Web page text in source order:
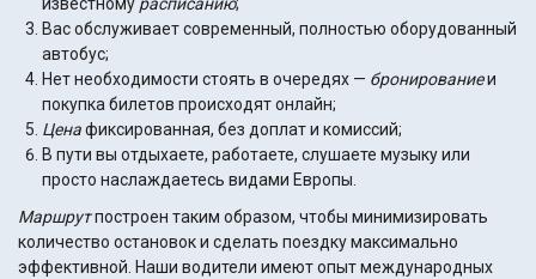
известному расписанию;
Вас обслуживает современный, полностью оборудованный
автобус;
Нет необходимости стоять в очередях — бронированиеи
покупка билетов происходят онлайн;
Ценафиксированная, без доплат и комиссий;
В пути вы отдыхаете, работаете, слушаете музыку или
просто наслаждаетесь видами Европы.
Маршрутпостроен таким образом, чтобы минимизировать
количество остановок и сделать поездку максимально
эффективной. Наши водители имеют опыт международных